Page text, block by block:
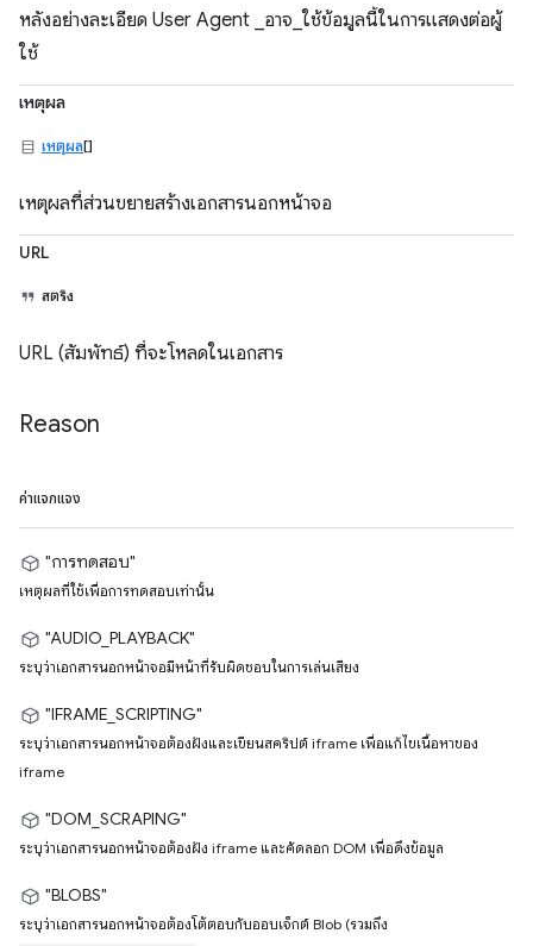
หลังอย่างละเอียด User Agent _อาจ_ใช้ข้อมูลนี้ในการแสดงต่อผู้
ใช้
เหตุผล
เหตุผล[]
เหตุผลที่ส่วนขยายสร้างเอกสารนอกหน้าจอ
URL
สตริง
URL (สัมพัทธ์) ที่จะโหลดในเอกสาร
Reason
ค่าแจกแจง
"การทดสอบ"
เหตุผลที่ใช้เพื่อการทดสอบเท่านั้น
"AUDIO_PLAYBACK"
ระบุว่าเอกสารนอกหน้าจอมีหน้าที่รับผิดชอบในการเล่นเสียง
"IFRAME_SCRIPTING"
ระบุว่าเอกสารนอกหน้าจอต้องฝังและเขียนสคริปต์ iframe เพื่อแก้ไขเนื้อหาของ
iframe
"DOM_SCRAPING"
ระบุว่าเอกสารนอกหน้าจอต้องฝัง iframe และคัดลอก DOM เพื่อดึงข้อมูล
"BLOBS"
ระบุว่าเอกสารนอกหน้าจอต้องโต้ตอบกับออบเจ็กต์ Blob (รวมถึง